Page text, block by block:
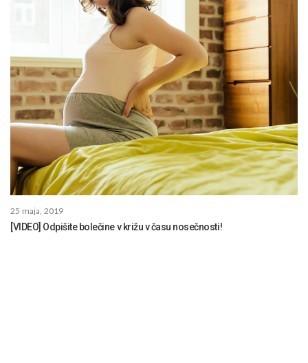
25 maja, 2019
[VIDEO] Odpišite bolečine v križu v času nosečnosti!